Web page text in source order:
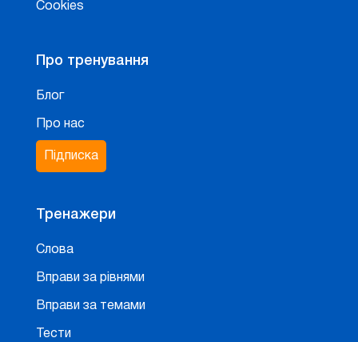
Cookies
Про тренування
Блог
Про нас
Підписка
Тренажери
Слова
Вправи за рівнями
Вправи за темами
Тести